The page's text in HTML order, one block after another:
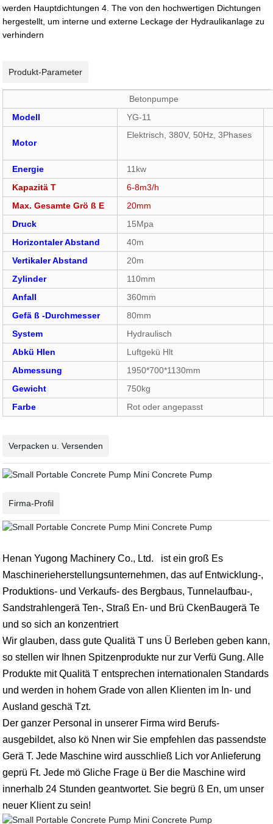
werden Hauptdichtungen 4. The von den hochwertigen Dichtungen
hergestellt, um interne und externe Leckage der Hydraulikanlage zu
verhindern
Produkt-Parameter
Betonpumpe
Modell
YG-11
Motor
Elektrisch, 380V, 50Hz, 3Phases
Energie
11kw
Kapazitä T
6-8m3/h
Max. Gesamte Grö ß E
20mm
Druck
15Mpa
Horizontaler Abstand
40m
Vertikaler Abstand
20m
Zylinder
110mm
Anfall
360mm
Gefä ß -Durchmesser
80mm
System
Hydraulisch
Abkü Hlen
Luftgekü Hlt
Abmessung
1950*700*1130mm
Gewicht
750kg
Farbe
Rot oder angepasst
Verpacken u. Versenden
Firma-Profil
Henan Yugong Machinery Co., Ltd.
ist ein groß Es
Maschinerieherstellungsunternehmen, das auf Entwicklung-,
Produktions- und Verkaufs- des Bergbaus, Tunnelaufbau-,
Sandstrahlengerä Ten-, Straß En- und Brü CkenBaugerä Te
und so sich an konzentriert
Wir glauben, dass gute Qualitä T uns Ü Berleben geben kann,
so stellen wir Ihnen Spitzenprodukte nur zur Verfü Gung. Alle
Produkte mit Qualitä T entsprechen internationalen Standards
und werden in hohem Grade von allen Klienten im In- und
Ausland geschä Tzt.
Der ganzer Personal in unserer Firma wird Berufs-
ausgebildet, also kö Nnen wir Sie empfehlen das passendste
Gerä T. Jede Maschine wird ausschließ Lich vor Anlieferung
geprü Ft. Jede mö Gliche Frage ü Ber die Maschine wird
innerhalb 24 Stunden geantwortet. Sie begrü ß En, um unser
neuer Klient zu sein!